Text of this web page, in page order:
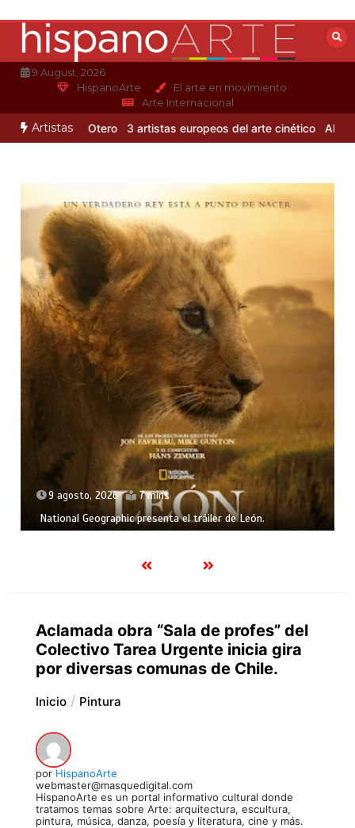
contenido
9 August, 2026
HispanoArte
El arte en movimiento
Arte Internacional
Artistas
Alejandro Otero 3 artistas europeos del arte cinético Albert
9 agosto, 2026 7 mins
National Geographic presenta el tráiler de León.
Aclamada obra “Sala de profes” del
Colectivo Tarea Urgente inicia gira
por diversas comunas de Chile.
Inicio Pintura
por HispanoArte
webmaster@masquedigital.com
HispanoArte es un portal informativo cultural donde
tratamos temas sobre Arte: arquitectura, escultura,
pintura, música, danza, poesía y literatura, cine y más.